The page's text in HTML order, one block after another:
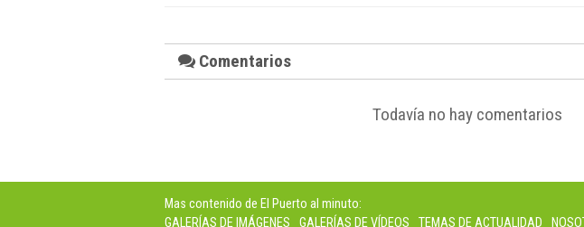
Comentarios
Todavía no hay comentarios
Mas contenido de El Puerto al minuto:
GALERÍAS DE IMÁGENES
GALERÍAS DE VÍDEOS TEMAS DE ACTUALIDAD